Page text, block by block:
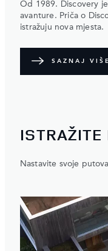
Od 1989. Discovery
avanture. Priča o
istražuju nova mjesta.
SAZNAJ VIŠE
ISTRAŽITE
Nastavite svoje